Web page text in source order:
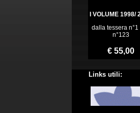
I VOLUME 1998/
dalla tessera n°1
n°123
€ 55,00
Links utili: